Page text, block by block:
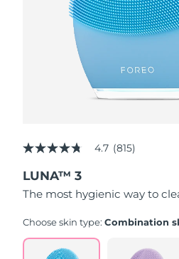
4.7
of
5
stars,
rating
Read
4.7 (815)
LUNA™ 3
The most hygienic way to
Choose skin type:Combination